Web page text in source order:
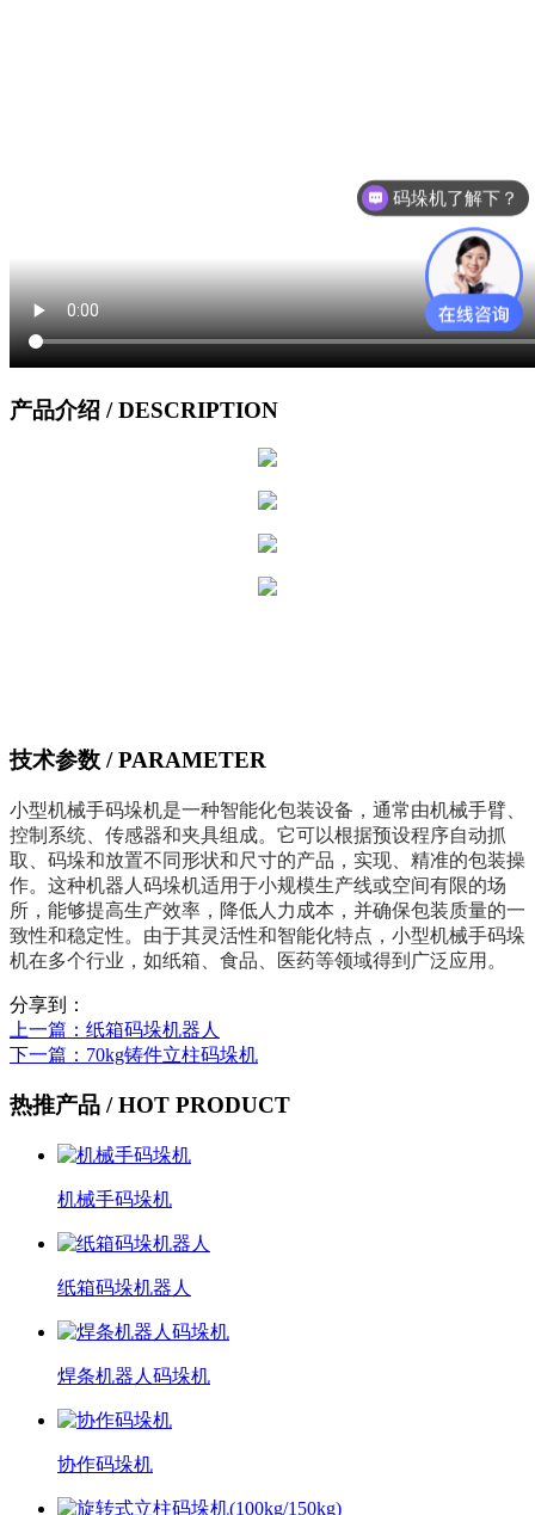
产品介绍 / DESCRIPTION
技术参数 / PARAMETER
小型机械手码垛机是一种智能化包装设备，通常由机械手臂、
控制系统、传感器和夹具组成。它可以根据预设程序自动抓
取、码垛和放置不同形状和尺寸的产品，实现、精准的包装操
作。这种机器人码垛机适用于小规模生产线或空间有限的场
所，能够提高生产效率，降低人力成本，并确保包装质量的一
致性和稳定性。由于其灵活性和智能化特点，小型机械手码垛
机在多个行业，如纸箱、食品、医药等领域得到广泛应用。
分享到：
上一篇 ：纸箱码垛机器人
下一篇 ：70kg铸件立柱码垛机
热推产品 / HOT PRODUCT
机械手码垛机
纸箱码垛机器人
焊条机器人码垛机
协作码垛机
码垛机了解下？
开箱机了解下？